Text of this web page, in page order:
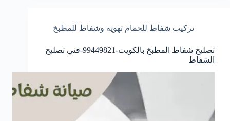
تركيب شفاط للحمام تهويه وشفاط للمطبخ
تصليح شفاط المطبخ بالكويت-99449821-فني تصليح
الشفاط